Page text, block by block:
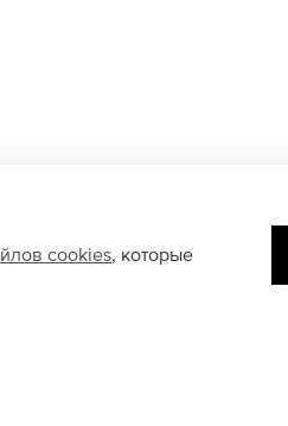
cookies, которые